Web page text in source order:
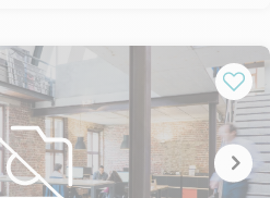
auxquels ce bien est exposé sont
: www.georisques.gouv.fr